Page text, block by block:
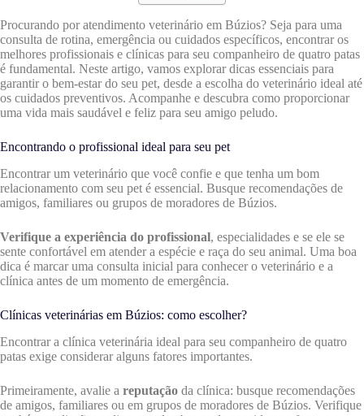
Procurando por atendimento veterinário em Búzios? Seja para uma
consulta de rotina, emergência ou cuidados específicos, encontrar os
melhores profissionais e clínicas para seu companheiro de quatro patas
é fundamental. Neste artigo, vamos explorar dicas essenciais para
garantir o bem-estar do seu pet, desde a escolha do veterinário ideal até
os cuidados preventivos. Acompanhe e descubra como proporcionar
uma vida mais saudável e feliz para seu amigo peludo.
Encontrando o profissional ideal para seu pet
Encontrar um veterinário que você confie e que tenha um bom
relacionamento com seu pet é essencial. Busque recomendações de
amigos, familiares ou grupos de moradores de Búzios.
Verifique a experiência do profissional, especialidades e se ele se
sente confortável em atender a espécie e raça do seu animal. Uma boa
dica é marcar uma consulta inicial para conhecer o veterinário e a
clínica antes de um momento de emergência.
Clínicas veterinárias em Búzios: como escolher?
Encontrar a clínica veterinária ideal para seu companheiro de quatro
patas exige considerar alguns fatores importantes.
Primeiramente, avalie a reputação da clínica: busque recomendações
de amigos, familiares ou em grupos de moradores de Búzios. Verifique